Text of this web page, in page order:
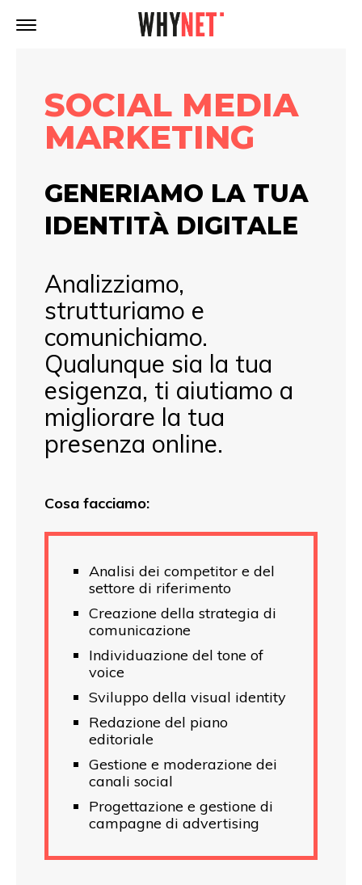
SOCIAL MEDIA
MARKETING
GENERIAMO LA TUA
IDENTITÀ DIGITALE
Analizziamo,
strutturiamo e
comunichiamo.
Qualunque sia la tua
esigenza, ti aiutiamo a
migliorare la tua
presenza online.
Cosa facciamo:
Analisi dei competitor e del
settore di riferimento
Creazione della strategia di
comunicazione
Individuazione del tone of
voice
Sviluppo della visual identity
Redazione del piano
editoriale
Gestione e moderazione dei
canali social
Progettazione e gestione di
campagne di advertising